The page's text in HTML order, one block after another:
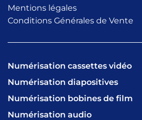
Mentions légales
Conditions Générales de Vente
Numérisation cassettes vidéo
Numérisation diapositives
Numérisation bobines de film
Numérisation audio